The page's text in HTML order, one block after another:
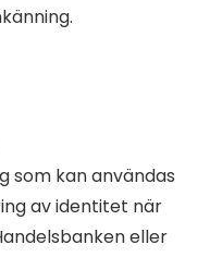
som kan användas
av identitet när
eller